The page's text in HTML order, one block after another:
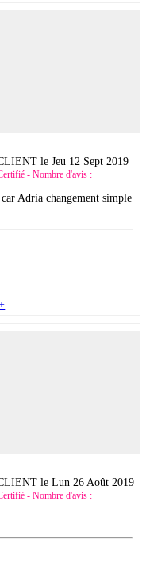
leJeu 12 Sept 2019
- Nombre d'avis :
Adria changement simple
leLun 26 Août 2019
- Nombre d'avis :